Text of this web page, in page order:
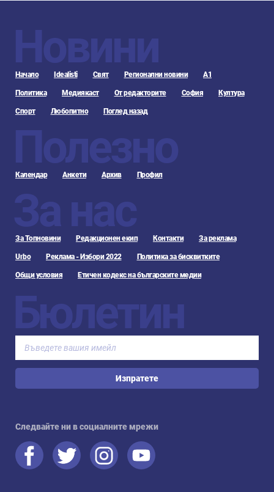
Новини
Начало Idealisti Свят Регионални новини А1
Политика Медиякаст От редакторите София Култура
Спорт Любопитно Поглед назад
Полезно
Календар Анкети Архив Профил
За нас
За Топновини Редакционен екип Контакти За реклама
Urbo Реклама - Избори 2022 Политика за бисквитките
Общи условия Етичен кодекс на българските медии
Бюлетин
Изпратете
Следвайте ни в социалните мрежи